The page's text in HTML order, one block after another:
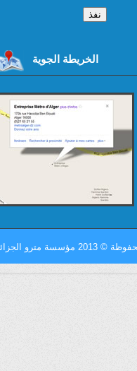
الخريطة الجوية
© 2013 مؤسسة مترو الجزائر